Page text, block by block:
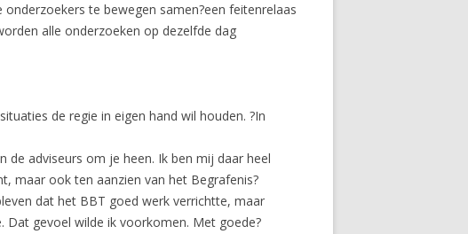
te bewegen samen?een feitenrelaas
alle onderzoeken op dezelfde dag
de regie in eigen hand wil houden. ?In
adviseurs om je heen. Ik ben mij daar heel
maar ook ten aanzien van het Begrafenis?
dat het BBT goed werk verrichtte, maar
gevoel wilde ik voorkomen. Met goede?